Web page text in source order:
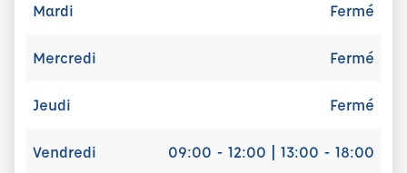
Mardi Fermé
Mercredi Fermé
Jeudi Fermé
Vendredi 09:00 - 12:00 | 13:00 - 18:00